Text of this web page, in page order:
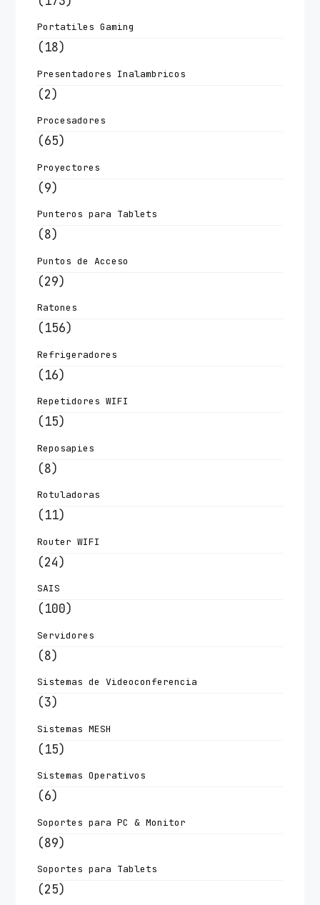
Portatiles Gaming
(18)
Presentadores Inalambricos
(2)
Procesadores
(65)
Proyectores
(9)
Punteros para Tablets
(8)
Puntos de Acceso
(29)
Ratones
(156)
Refrigeradores
(16)
Repetidores WIFI
(15)
Reposapies
(8)
Rotuladoras
(11)
Router WIFI
(24)
SAIS
(100)
Servidores
(8)
Sistemas de Videoconferencia
(3)
Sistemas MESH
(15)
Sistemas Operativos
(6)
Soportes para PC & Monitor
(89)
Soportes para Tablets
(25)